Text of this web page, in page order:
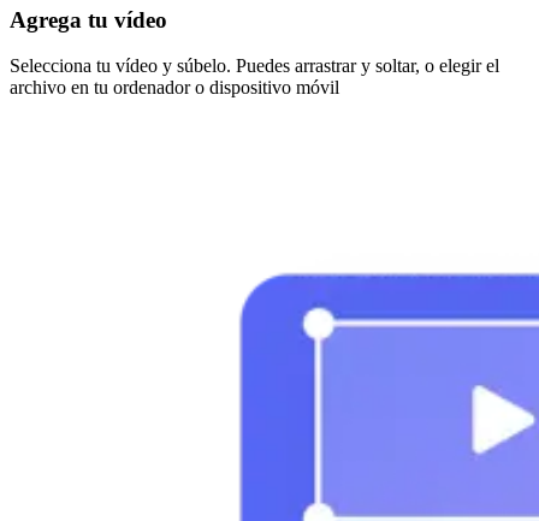
Agrega tu vídeo
Selecciona tu vídeo y súbelo. Puedes arrastrar y soltar, o elegir el
archivo en tu ordenador o dispositivo móvil